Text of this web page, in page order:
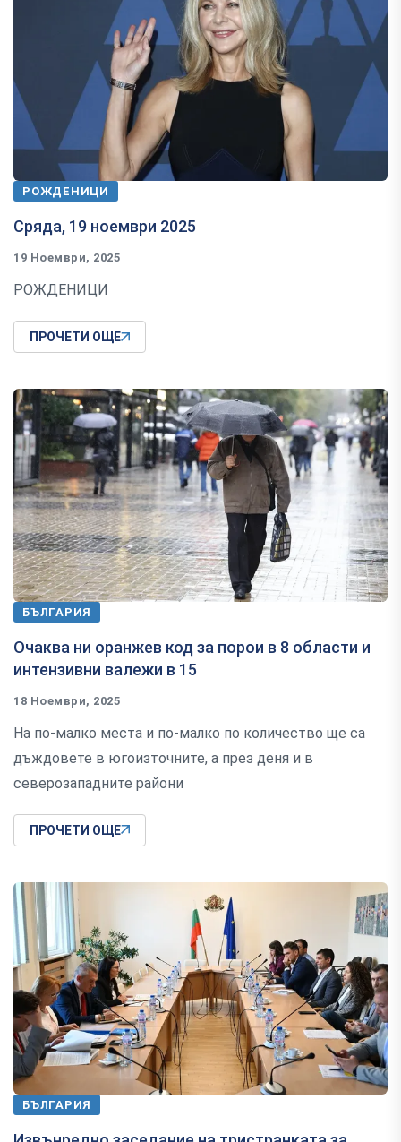
РОЖДЕНИЦИ
Сряда, 19 ноември 2025
19 Ноември, 2025
РОЖДЕНИЦИ
ПРОЧЕТИ ОЩЕ
БЪЛГАРИЯ
Очаква ни оранжев код за порои в 8 области и
интензивни валежи в 15
18 Ноември, 2025
На по-малко места и по-малко по количество ще са
дъждовете в югоизточните, а през деня и в
северозападните райони
ПРОЧЕТИ ОЩЕ
БЪЛГАРИЯ